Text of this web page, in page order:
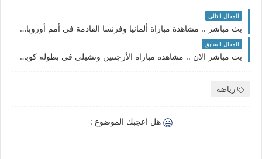
المقال التالي
بث مباشر .. مشاهدة مباراة ألمانيا وفرنسا القادمة في أمم أوروبا والقنوات الناقلة
المقال السابق
بث مباشر الان .. مشاهدة مباراة الأرجنتين وتشيلي في بطولة كوبا أمريكا والقنوات الناقلة
رياضة
هل اعجبك الموضوع :